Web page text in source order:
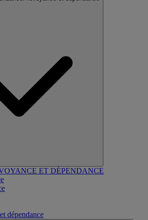
ET DÉPENDANCE
dépendance